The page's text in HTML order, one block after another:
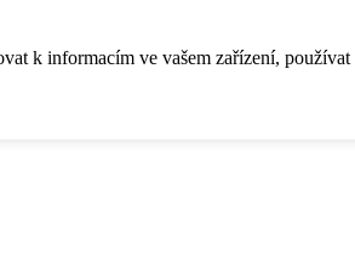
k informacím ve vašem zařízení, používat